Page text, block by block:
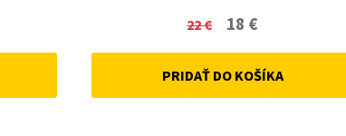
22€
Original
price
was:
18 €
price
is:
PRIDAŤ DO KOŠÍKA